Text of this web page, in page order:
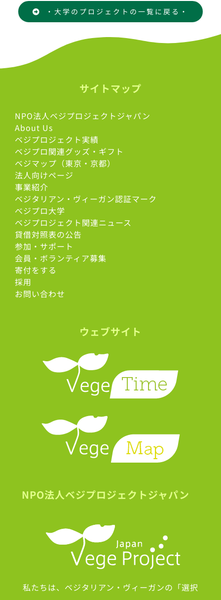
・大学のプロジェクトの一覧に戻る・
サイトマップ
NPO法人ベジプロジェクトジャパン
About Us
ベジプロジェクト実績
ベジプロ関連グッズ・ギフト
ベジマップ（東京・京都）
法人向けページ
事業紹介
ベジタリアン・ヴィーガン認証マーク
べジプロ大学
ベジプロジェクト関連ニュース
貸借対照表の公告
参加・サポート
会員・ボランティア募集
寄付をする
採用
お問い合わせ
ウェブサイト
NPO法人ベジプロジェクトジャパン
私たちは、ベジタリアン・ヴィーガンの「選択